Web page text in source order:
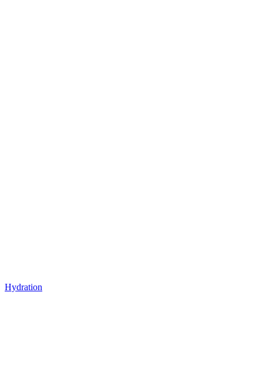
Hydration